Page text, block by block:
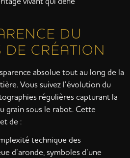
DU
DE CRÉATION
absolue tout au long de la
Vous suivez l’évolution du
régulières capturant la
grain sous le rabot. Cette
de :
technique des
d’aronde, symboles d’une